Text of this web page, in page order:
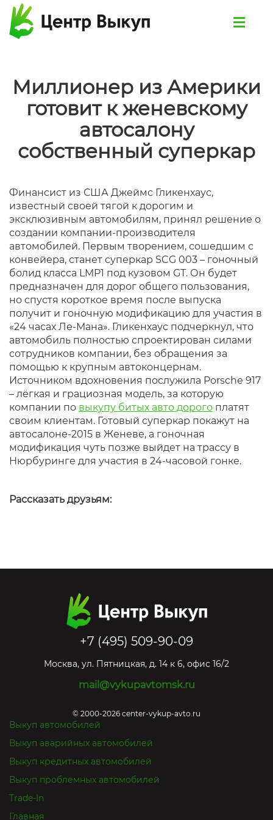
Миллионер из Америки
готовит к женевскому
автосалону
собственный суперкар
Финансист из США Джеймс Гликенхаус,
известный своей тягой к дорогим и
эксклюзивным автомобилям, принял решение о
создании компании-производителя
автомобилей. Первым творением, сошедшим с
конвейера, станет суперкар SCG 003 – гоночный
болид класса LMP1 под кузовом GT. Он будет
предназначен для дорог общего пользования,
но спустя короткое время после выпуска
получит и гоночную модификацию для участия в
«24 часах Ле-Мана». Гликенхаус подчеркнул, что
автомобиль полностью спроектирован силами
сотрудников компании, без обращения за
помощью к крупным автоконцернам.
Источником вдохновения послужила Porsche 917
– лёгкая и грациозная модель, за которую
компании по выкупу битых авто дорого платят
своим клиентам. Готовый суперкар покажут на
автосалоне-2015 в Женеве, а гоночная
модификация чуть позже выйдет на трассу в
Нюрбуринге для участия в 24-часовой гонке.
Рассказать друзьям:
+7 (495) 509-90-09
Москва, ул. Пятницкая, д. 14 к 6, офис 16/2
mail@vykupavtomsk.ru
© 2000-2026 center-vykup-avto.ru
Выкуп автомобилей
Выкуп аварийных автомобилей
Выкуп кредитных автомобилей
Выкуп проблемных автомобилей
Trade-In
Главная